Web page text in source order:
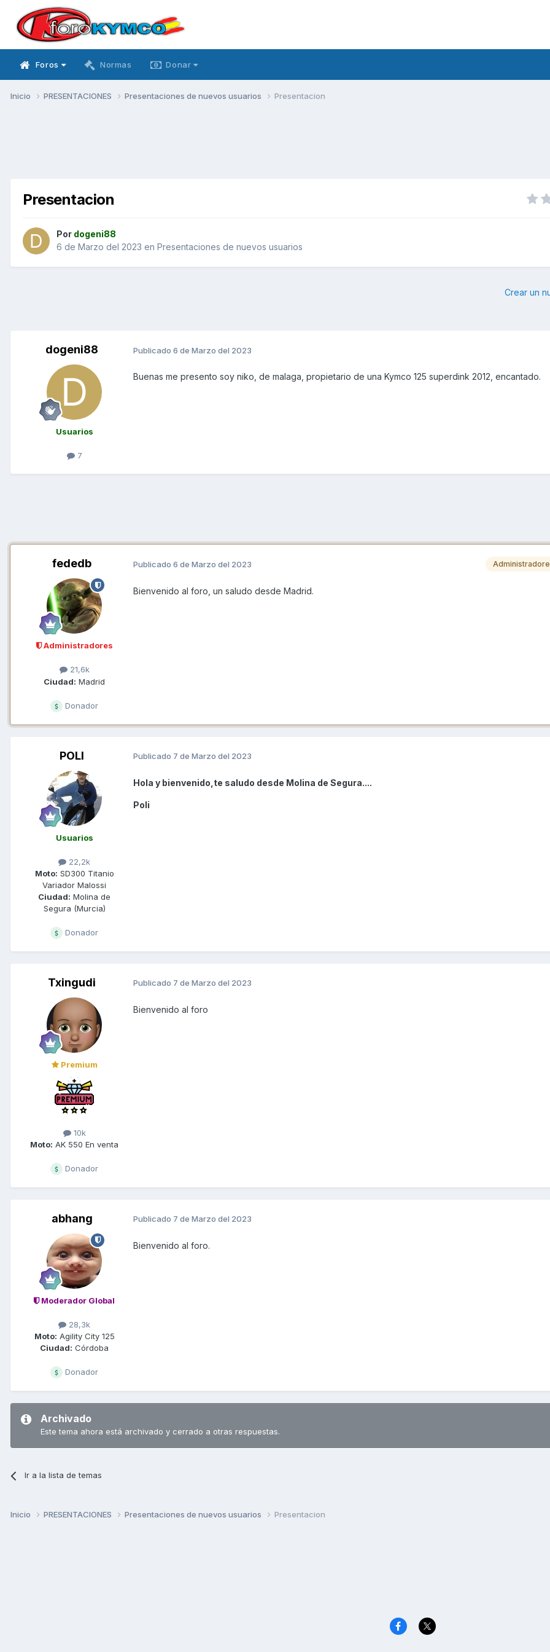
Foros Normas Donar
Inicio PRESENTACIONES Presentaciones de nuevos usuarios Presentacion
Presentacion
Por dogeni88
6 de Marzo del 2023 en Presentaciones de nuevos usuarios
Crear un
dogeni88
Usuarios
7
Publicado 6 de Marzo del 2023
Buenas me presento soy niko, de malaga, propietario de una Kymco 125 superdink 2012, encantado.
fededb
Administradores
21,6k
Ciudad: Madrid
Donador
Publicado 6 de Marzo del 2023
Bienvenido al foro, un saludo desde Madrid.
POLI
Usuarios
22,2k
Moto: SD300 Titanio
Variador Malossi
Ciudad: Molina de
Segura (Murcia)
Donador
Publicado 7 de Marzo del 2023
Hola y bienvenido,te saludo desde Molina de Segura....
Poli
Txingudi
Premium
10k
Moto: AK 550 En venta
Donador
Publicado 7 de Marzo del 2023
Bienvenido al foro
abhang
Moderador Global
28,3k
Moto: Agility City 125
Ciudad: Córdoba
Donador
Publicado 7 de Marzo del 2023
Bienvenido al foro.
Archivado
Este tema ahora está archivado y cerrado a otras respuestas.
Ir a la lista de temas
Inicio PRESENTACIONES Presentaciones de nuevos usuarios Presentacion